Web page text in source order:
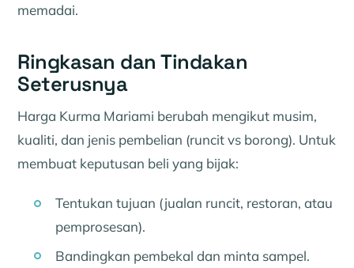
memadai.
Ringkasan dan Tindakan
Seterusnya
Harga Kurma Mariami berubah mengikut musim,
kualiti, dan jenis pembelian (runcit vs borong). Untuk
membuat keputusan beli yang bijak:
Tentukan tujuan (jualan runcit, restoran, atau
pemprosesan).
Bandingkan pembekal dan minta sampel.